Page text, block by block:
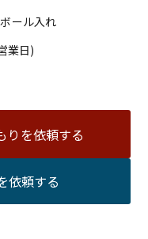
ール入れ
業日)
りを依頼する
依頼する